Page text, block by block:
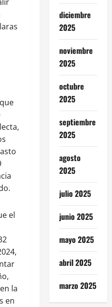
el
la
en
diciembre
2025
noviembre
2025
octubre
2025
septiembre
2025
agosto
2025
julio 2025
junio 2025
mayo 2025
abril 2025
marzo 2025